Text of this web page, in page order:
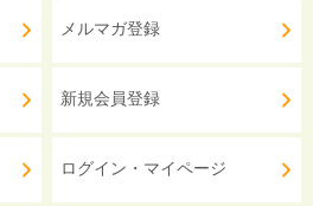
メルマガ登録
新規会員登録
ログイン・マイページ